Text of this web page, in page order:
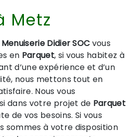
Metz
Didier SOC vous
en Parquet, si vous habitez à
d’une expérience et d’un
nous mettons tout en
Nous vous
dans votre projet de Parquet
de vos besoins. Si vous
sommes à votre disposition